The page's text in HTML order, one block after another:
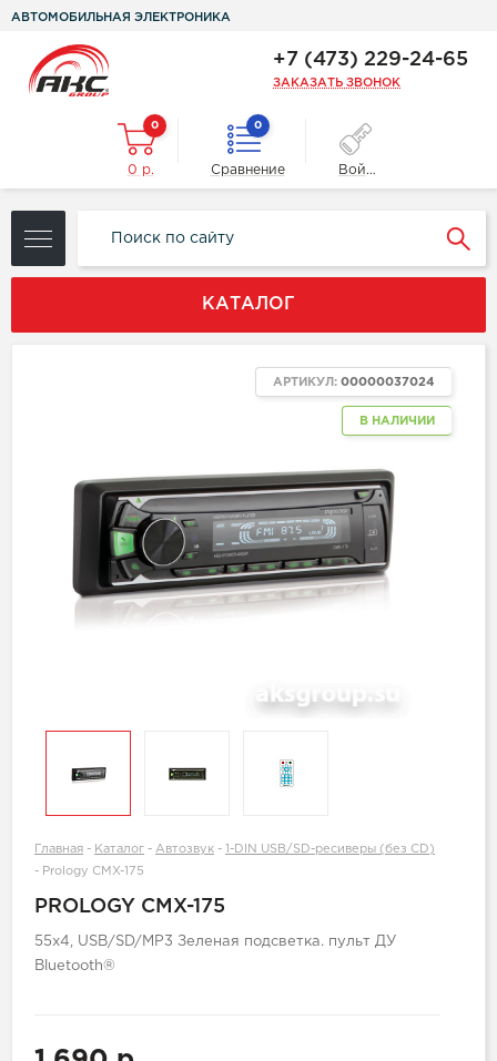
АВТОМОБИЛЬНАЯ ЭЛЕКТРОНИКА
+7 (473) 229-24-65
ЗАКАЗАТЬ ЗВОНОК
0
0 р.
0
Сравнение Войти
КАТАЛОГ
В НАЛИЧИИ
АРТИКУЛ: 00000037024
Главная - Каталог - Автозвук -
1-DIN USB/SD-ресиверы (без CD)
- Prology CMX-175
PROLOGY CMX-175
55x4, USB/SD/MP3 Зеленая подсветка. пульт ДУ
Bluetooth®